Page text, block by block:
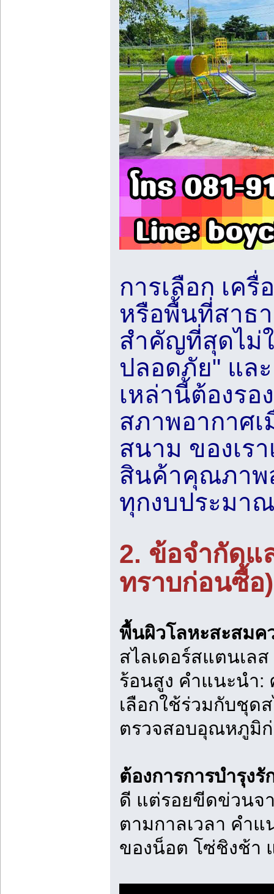
การเลือก เค
หรือพื้นที่สาธ
สำคัญที่สุดไม่
ปลอดภัย" แล
เหล่านี้ต้องร
สภาพอากาศเ
สนาม ของเร
สินค้าคุณภาพ
ทุกงบประมาณ
2. ข้อจำกัดแ
ทราบก่อนซื้อ)
พื้นผิวโลหะสะสมค
สไลเดอร์สแตนเล
ร้อนสูง คำแนะนำ:
เลือกใช้ร่วมกับชุด
ตรวจสอบอุณหภูมิก่
ต้องการการบำรุง
ดี แต่รอยขีดข่วนจ
ตามกาลเวลา คำ
ของน็อต โซ่ชิงช้า